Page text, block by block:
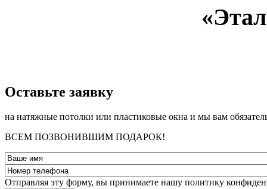
­Оставьте заявку
на натяжные потолки или пластиковые окна и мы вам
ВСЕМ ПОЗВОНИВШИМ ПОДАРОК!
Отправляя эту форму, вы принимаете нашу политику